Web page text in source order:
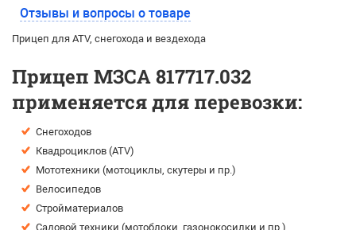
Отзывы и вопросы о товаре
Прицеп для ATV, снегохода и вездехода
Прицеп МЗСА 817717.032
применяется для перевозки:
Снегоходов
Квадроциклов (ATV)
Мототехники (мотоциклы, скутеры и пр.)
Велосипедов
Стройматериалов
Садовой техники (мотоблоки, газонокосилки и пр.)